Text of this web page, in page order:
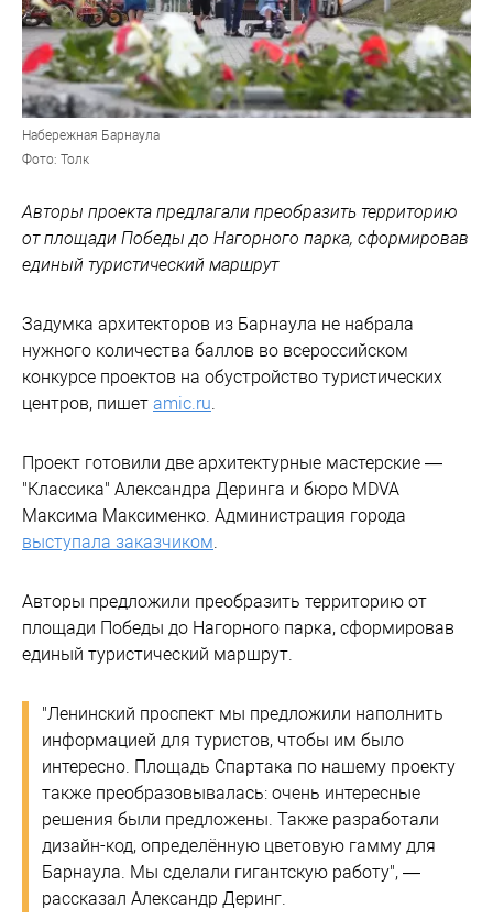
Набережная Барнаула
Фото: Толк
Авторы проекта предлагали преобразить территорию
от площади Победы до Нагорного парка, сформировав
единый туристический маршрут
Задумка архитекторов из Барнаула не набрала
нужного количества баллов во всероссийском
конкурсе проектов на обустройство туристических
центров, пишет amic.ru
Проект готовили две архитектурные мастерские —
"Классика" Александра Деринга и бюро MDVA
Максима Максименко. Администрация города
выступала заказчиком
Авторы предложили преобразить территорию от
площади Победы до Нагорного парка, сформировав
единый туристический маршрут.
"Ленинский проспект мы предложили наполнить
информацией для туристов, чтобы им было
интересно. Площадь Спартака по нашему проекту
также преобразовывалась: очень интересные
решения были предложены. Также разработали
дизайн-код, определённую цветовую гамму для
Барнаула. Мы сделали гигантскую работу", —
рассказал Александр Деринг.